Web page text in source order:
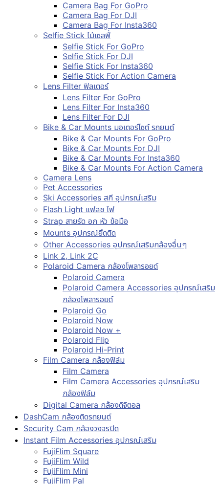
Camera Bag For GoPro
Camera Bag For DJI
Camera Bag For Insta360
Selfie Stick ไม้เซลฟี่
Selfie Stick For GoPro
Selfie Stick For DJI
Selfie Stick For Insta360
Selfie Stick For Action Camera
Lens Filter ฟิลเตอร์
Lens Filter For GoPro
Lens Filter For Insta360
Lens Filter For DJI
Bike & Car Mounts มอเตอร์ไซต์ รถยนต์
Bike & Car Mounts For GoPro
Bike & Car Mounts For DJI
Bike & Car Mounts For Insta360
Bike & Car Mounts For Action Camera
Camera Lens
Pet Accessories
Ski Accessories สกี อุปกรณ์เสริม
Flash Light แฟลช ไฟ
Strap สายรัด อก หัว ข้อมือ
Mounts อุปกรณ์ยึดติด
Other Accessories อุปกรณ์เสริมกล้องอื่นๆ
Link 2, Link 2C
Polaroid Camera กล้องโพลารอยด์
Polaroid Camera
Polaroid Camera Accessories อุปกรณ์เสริม
กล้องโพลารอยด์
Polaroid Go
Polaroid Now
Polaroid Now +
Polaroid Flip
Polaroid Hi-Print
Film Camera กล้องฟิล์ม
Film Camera
Film Camera Accessories อุปกรณ์เสริม
กล้องฟิล์ม
Digital Camera กล้องดิจิตอล
DashCam กล้องติดรถยนต์
Security Cam กล้องวงจรปิด
Instant Film Accessories อุปกรณ์เสริม
FujiFlim Square
FujiFlim Wild
FujiFlim Mini
FujiFlim Pal